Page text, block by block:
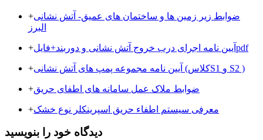
+ضوابط زیر زمین ها و ساختمان های عمیق- آتش نشانی
البرز
+ آیین نامه اجرای درب خروج آتش نشانی و دوربند+فایلpdf
+ آیین نامه مجموعه پمپ های آتش نشانی (کلاسS1 و S2 )
+ضوابط ملاک عمل سامانه های اطفای حریق
+معرفی سیستم اطفاء حریق اسپرینکلر نوع خشک
دیدگاه خود را بنویسید